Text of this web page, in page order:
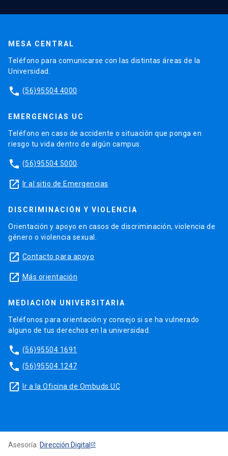
MESA CENTRAL
Teléfono para comunicarse con las distintas áreas de la
Universidad.
phone (56)95504 4000
EMERGENCIAS UC
Teléfono en caso de accidente o situación que ponga en
riesgo tu vida dentro de algún campus.
phone (56)95504 5000
launch Ir al sitio de Emergencias
DISCRIMINACIÓN Y VIOLENCIA
Orientación y apoyo en casos de discriminación, violencia de
género o violencia sexual.
launch Contacto para apoyo
launch Más orientación
MEDIACIÓN UNIVERSITARIA
Teléfonos para orientación y consejo si se ha vulnerado
alguno de tus derechos en la universidad.
phone (56)95504 1691
phone (56)95504 1247
launch Ir a la Oficina de Ombuds UC
Asesoría: Dirección Digital